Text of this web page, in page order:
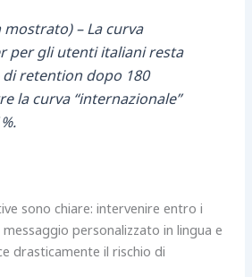
– La curva
per gli utenti italiani resta
di retention dopo 180
la curva “internazionale”
sono chiare: intervenire entro i
personalizzato in lingua e
drasticamente il rischio di